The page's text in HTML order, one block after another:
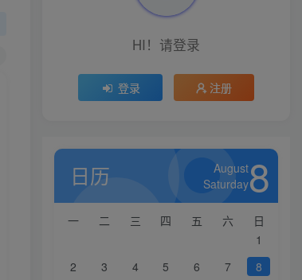
HI！请登录
登录 注册
日历
August
Saturday8
一 二 三 四 五 六
日
1
2
3 4 5 6 7
8